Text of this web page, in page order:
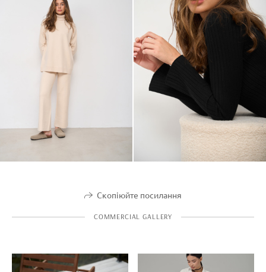
Скопіюйте посилання
COMMERCIAL GALLERY